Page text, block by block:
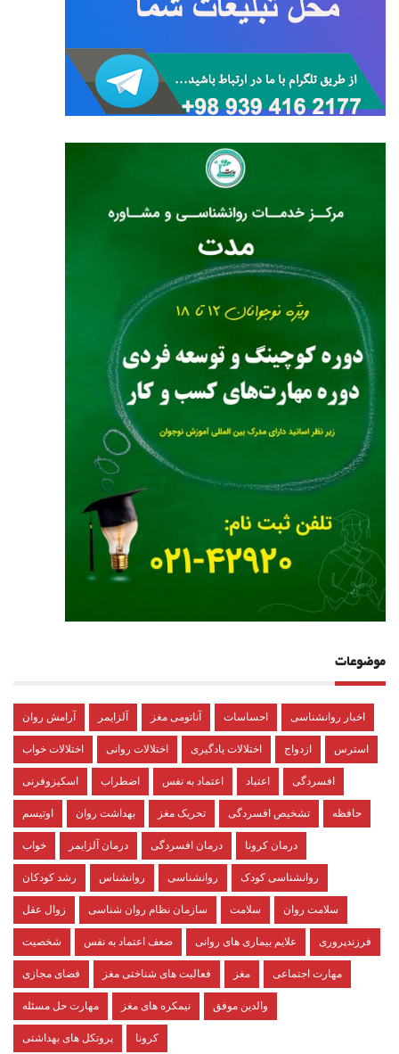
موضوعات
آرامش روان آلزایمر آناتومی مغز احساسات اخبار روانشناسی
اختلالات خواب اختلالات روانی اختلالات یادگیری ازدواج استرس
اسکیزوفرنی اضطراب اعتماد به نفس اعتیاد افسردگی
اوتیسم بهداشت روان تحریک مغز تشخیص افسردگی حافظه
خواب درمان آلزایمر درمان افسردگی درمان کرونا
رشد کودکان روانشناس روانشناسی روانشناسی کودک
زوال عقل سازمان نظام روان شناسی سلامت سلامت روان
شخصیت ضعف اعتماد به نفس علایم بیماری های روانی فرزندپروری
فضای مجازی فعالیت های شناختی مغز مغز مهارت اجتماعی
مهارت حل مسئله نیمکره های مغز والدین موفق
پروتکل های بهداشتی کرونا